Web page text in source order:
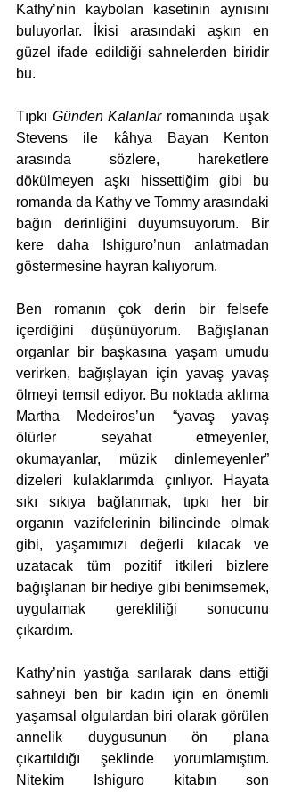
Kathy’nin kaybolan kasetinin aynısını
buluyorlar. İkisi arasındaki aşkın en
güzel ifade edildiği sahnelerden biridir
bu.
Tıpkı Günden Kalanlar romanında uşak
Stevens ile kâhya Bayan Kenton
arasında sözlere, hareketlere
dökülmeyen aşkı hissettiğim gibi bu
romanda da Kathy ve Tommy arasındaki
bağın derinliğini duyumsuyorum. Bir
kere daha Ishiguro’nun anlatmadan
göstermesine hayran kalıyorum.
Ben romanın çok derin bir felsefe
içerdiğini düşünüyorum. Bağışlanan
organlar bir başkasına yaşam umudu
verirken, bağışlayan için yavaş yavaş
ölmeyi temsil ediyor. Bu noktada aklıma
Martha Medeiros’un “yavaş yavaş
ölürler seyahat etmeyenler,
okumayanlar, müzik dinlemeyenler”
dizeleri kulaklarımda çınlıyor. Hayata
sıkı sıkıya bağlanmak, tıpkı her bir
organın vazifelerinin bilincinde olmak
gibi, yaşamımızı değerli kılacak ve
uzatacak tüm pozitif itkileri bizlere
bağışlanan bir hediye gibi benimsemek,
uygulamak gerekliliği sonucunu
çıkardım.
Kathy’nin yastığa sarılarak dans ettiği
sahneyi ben bir kadın için en önemli
yaşamsal olgulardan biri olarak görülen
annelik duygusunun ön plana
çıkartıldığı şeklinde yorumlamıştım.
Nitekim Ishiguro kitabın son